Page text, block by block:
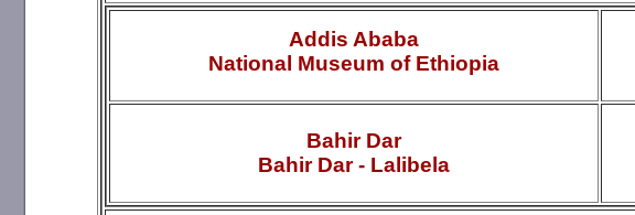
Addis Ababa
National Museum of Ethiopia
Bahir Dar
Bahir Dar - Lalibela